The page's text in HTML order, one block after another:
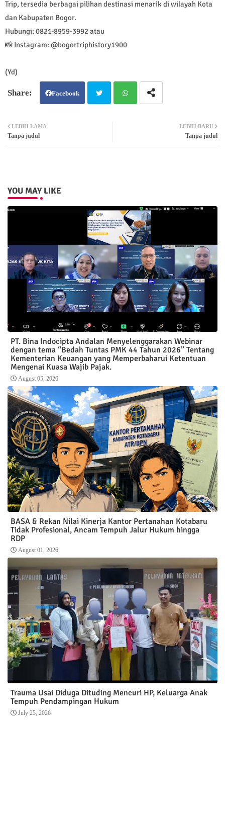
Trip, tersedia berbagai pilihan destinasi menarik di wilayah Kota
dan Kabupaten Bogor.
Hubungi: 0821-8959-3992 atau
📸 Instagram: @bogortriphistory1900
(Yd)
Facebook
LEBIH BARU
Tanpa judul
LEBIH LAMA
Tanpa judul
YOU MAY LIKE
PT. Bina Indocipta Andalan Menyelenggarakan Webinar
dengan tema “Bedah Tuntas PMK 44 Tahun 2026” Tentang
Kementerian Keuangan yang Memperbaharui Ketentuan
Mengenai Kuasa Wajib Pajak.
August 05, 2026
BASA & Rekan Nilai Kinerja Kantor Pertanahan Kotabaru
Tidak Profesional, Ancam Tempuh Jalur Hukum hingga
RDP
August 01, 2026
Trauma Usai Diduga Dituding Mencuri HP, Keluarga Anak
Tempuh Pendampingan Hukum
July 25, 2026